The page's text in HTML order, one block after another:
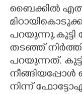
CONTACT US
ബൈക്കിൽ
പറയുന്നു.കുട്ടി
തടഞ്ഞ്
പറയുന്നത്.
നിന്ന്